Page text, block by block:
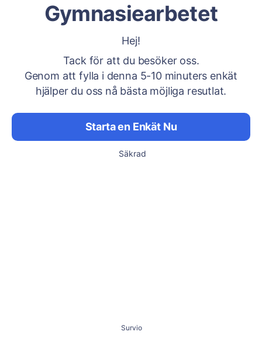
Gymnasiearbetet
Hej!
Tack för att du besöker oss.
Genom att fylla i denna 5-10 minuters enkät
hjälper du oss nå bästa möjliga resutlat.
Starta en Enkät Nu
Säkrad
Survio